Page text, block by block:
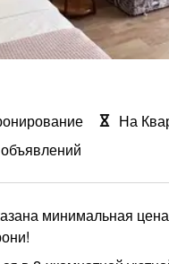
На
минимальная цена!